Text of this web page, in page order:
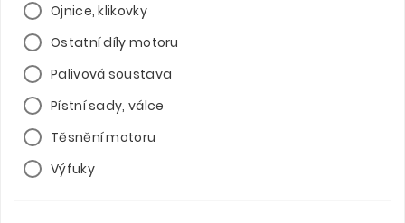
Ojnice, klikovky
Ostatní díly motoru
Palivová soustava
Pístní sady, válce
Těsnění motoru
Výfuky